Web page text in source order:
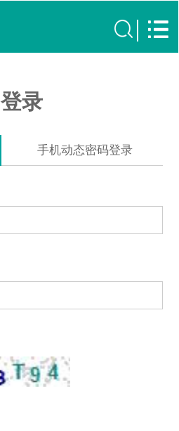
登录
手机动态密码登录